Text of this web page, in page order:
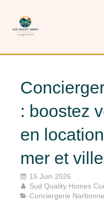
: boostez
en
mer et ville
15 Juin 2026
Sud Quality Homes
Conciergerie Narbonne